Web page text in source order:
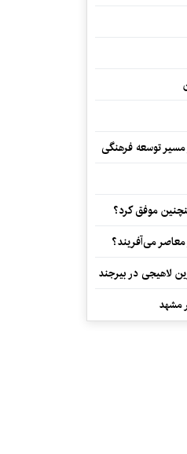
مسیر توسعه فرهنگی
موفق کرد؟
می‌آفریند؟
لاهیجی در بیرجند
مشهد